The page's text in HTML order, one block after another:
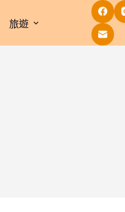
旅遊